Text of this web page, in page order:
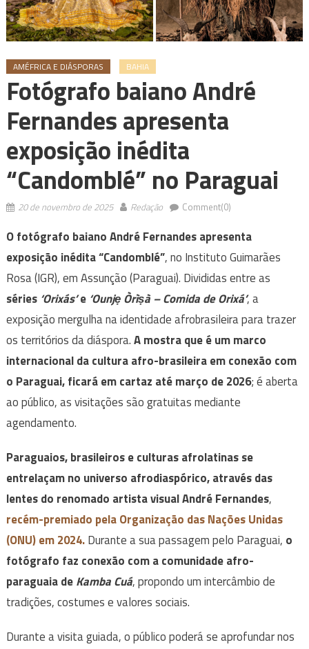
AMÉFRICA E DIÁSPORAS BAHIA
Fotógrafo baiano André
Fernandes apresenta
exposição inédita
“Candomblé” no Paraguai
20 de novembro de 2025 Redação Comment(0)
O fotógrafo baiano André Fernandes apresenta
exposição inédita “Candomblé”, no Instituto Guimarães
Rosa (IGR), em Assunção (Paraguai). Divididas entre as
séries ‘Orixás’e ‘Ounjẹ Òrìṣà – Comida de Orixá’, a
exposição mergulha na identidade afrobrasileira para trazer
os territórios da diáspora.A mostra que é um marco
internacional da cultura afro-brasileira em conexão com
o Paraguai, ficará em cartaz até março de 2026; é aberta
ao público, as visitações são gratuitas mediante
agendamento.
Paraguaios, brasileiros e culturas afrolatinas se
entrelaçam no universo afrodiaspórico, através das
lentes do renomado artista visual André Fernandes,
recém-premiado pela Organização das Nações Unidas
(ONU) em 2024.Durante a sua passagem pelo Paraguai, o
fotógrafo faz conexão com a comunidade afro-
paraguaia deKamba Cuá, propondo um intercâmbio de
tradições, costumes e valores sociais.
Durante a visita guiada, o público poderá se aprofundar nos